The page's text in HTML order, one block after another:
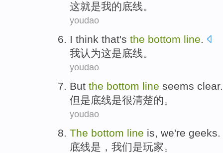
这就是我的底线。
youdao
I think that's the bottom line.
我认为这是底线。
youdao
But the bottom line seems clear.
但是底线是很清楚的。
youdao
The bottom line is we're geeks
底线是 ， 我们是玩家 。